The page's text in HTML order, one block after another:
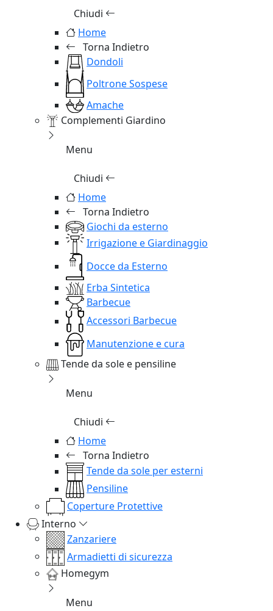
Chiudi
Home
Torna Indietro
Dondoli
Poltrone Sospese
Amache
Complementi Giardino
Menu
Chiudi
Home
Torna Indietro
Giochi da esterno
Irrigazione e Giardinaggio
Docce da Esterno
Erba Sintetica
Barbecue
Accessori Barbecue
Manutenzione e cura
Tende da sole e pensiline
Menu
Chiudi
Home
Torna Indietro
Tende da sole per esterni
Pensiline
Coperture Protettive
Interno
Zanzariere
Armadietti di sicurezza
Homegym
Menu